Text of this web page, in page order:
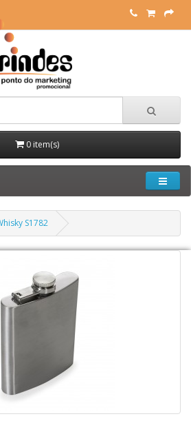
0 item(s)
S1782